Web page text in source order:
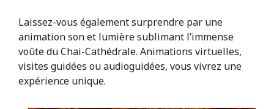
Laissez-vous également surprendre par une
animation son et lumière sublimant l’immense
voûte du Chai-Cathédrale. Animations virtuelles,
visites guidées ou audioguidées, vous vivrez une
expérience unique.